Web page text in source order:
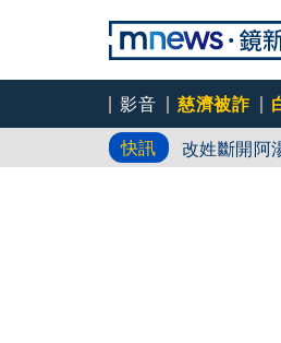
影音 慈濟被詐
快訊
劍橋最年輕
改姓斷開阿